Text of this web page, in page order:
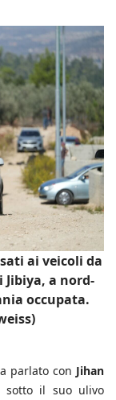
ai veicoli da
a nord-
occupata.
parlato con Jihan
sotto il suo ulivo